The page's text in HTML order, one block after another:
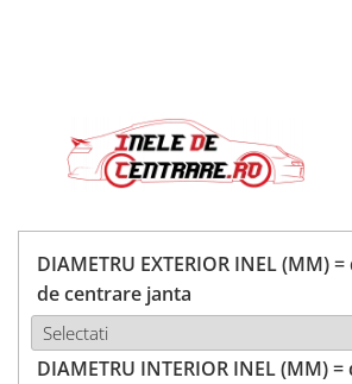
DIAMETRU EXTERIOR INEL (MM)
de centrare janta
DIAMETRU INTERIOR INEL (MM)